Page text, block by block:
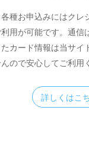
種お申込みにはクレ
利用が可能です。通信
たカード情報は当サイ
ので安心してご利
詳しくはこ